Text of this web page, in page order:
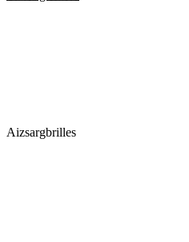
Aizsargbrilles